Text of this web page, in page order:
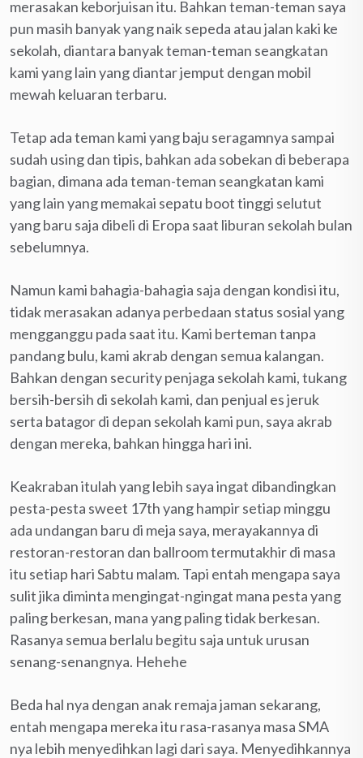
merasakan keborjuisan itu. Bahkan teman-teman saya
pun masih banyak yang naik sepeda atau jalan kaki ke
sekolah, diantara banyak teman-teman seangkatan
kami yang lain yang diantar jemput dengan mobil
mewah keluaran terbaru.
Tetap ada teman kami yang baju seragamnya sampai
sudah using dan tipis, bahkan ada sobekan di beberapa
bagian, dimana ada teman-teman seangkatan kami
yang lain yang memakai sepatu boot tinggi selutut
yang baru saja dibeli di Eropa saat liburan sekolah bulan
sebelumnya.
Namun kami bahagia-bahagia saja dengan kondisi itu,
tidak merasakan adanya perbedaan status sosial yang
mengganggu pada saat itu. Kami berteman tanpa
pandang bulu, kami akrab dengan semua kalangan.
Bahkan dengan security penjaga sekolah kami, tukang
bersih-bersih di sekolah kami, dan penjual es jeruk
serta batagor di depan sekolah kami pun, saya akrab
dengan mereka, bahkan hingga hari ini.
Keakraban itulah yang lebih saya ingat dibandingkan
pesta-pesta sweet 17th yang hampir setiap minggu
ada undangan baru di meja saya, merayakannya di
restoran-restoran dan ballroom termutakhir di masa
itu setiap hari Sabtu malam. Tapi entah mengapa saya
sulit jika diminta mengingat-ngingat mana pesta yang
paling berkesan, mana yang paling tidak berkesan.
Rasanya semua berlalu begitu saja untuk urusan
senang-senangnya. Hehehe
Beda hal nya dengan anak remaja jaman sekarang,
entah mengapa mereka itu rasa-rasanya masa SMA
nya lebih menyedihkan lagi dari saya. Menyedihkannya